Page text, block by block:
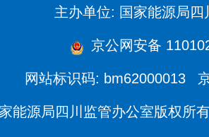
主办单位: 国家能源局四
京公网安备
网站标识码: bm62000013
能源局四川监管办公室版权所